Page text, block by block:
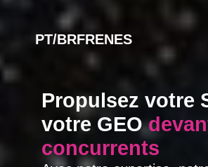
PT/BRFRENES
Propulsez votre
votre GEO
concurrents